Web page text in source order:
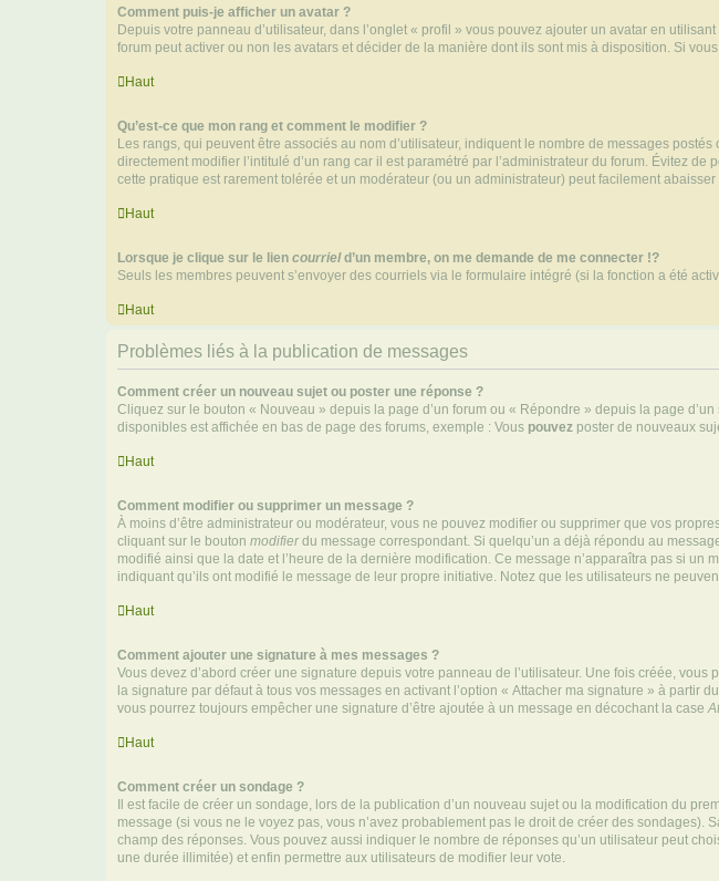
Comment puis-je afficher un avatar ?
Depuis votre panneau d’utilisateur, dans l’onglet « profil » vous pouvez ajouter un avatar en
forum peut activer ou non les avatars et décider de la manière dont ils sont mis à disposition. Si
Haut
Qu’est-ce que mon rang et comment le modifier ?
Les rangs, qui peuvent être associés au nom d’utilisateur, indiquent le nombre de messages
directement modifier l’intitulé d’un rang car il est paramétré par l’administrateur du forum. Évitez
cette pratique est rarement tolérée et un modérateur (ou un administrateur) peut facilement
Haut
Lorsque je clique sur le lien courrield’un membre, on me demande de me connecter !?
Seuls les membres peuvent s’envoyer des courriels via le formulaire intégré (si la fonction a été
Haut
Problèmes liés à la publication de messages
Comment créer un nouveau sujet ou poster une réponse ?
Cliquez sur le bouton « Nouveau » depuis la page d’un forum ou « Répondre » depuis la page
disponibles est affichée en bas de page des forums, exemple : Vous pouvez poster de nouveaux
Haut
Comment modifier ou supprimer un message ?
À moins d’être administrateur ou modérateur, vous ne pouvez modifier ou supprimer que vos
cliquant sur le bouton modifierdu message correspondant. Si quelqu’un a déjà répondu au
modifié ainsi que la date et l’heure de la dernière modification. Ce message n’apparaîtra pas si
indiquant qu’ils ont modifié le message de leur propre initiative. Notez que les utilisateurs ne
Haut
Comment ajouter une signature à mes messages ?
Vous devez d’abord créer une signature depuis votre panneau de l’utilisateur. Une fois créée, vous
la signature par défaut à tous vos messages en activant l’option « Attacher ma signature » à partir
vous pourrez toujours empêcher une signature d’être ajoutée à un message en décochant la case
Haut
Comment créer un sondage ?
Il est facile de créer un sondage, lors de la publication d’un nouveau sujet ou la modification du
message (si vous ne le voyez pas, vous n’avez probablement pas le droit de créer des
champ des réponses. Vous pouvez aussi indiquer le nombre de réponses qu’un utilisateur peut
une durée illimitée) et enfin permettre aux utilisateurs de modifier leur vote.